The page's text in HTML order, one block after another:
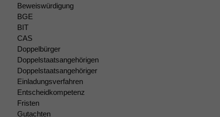
Beweiswürdigung
BGE
BIT
CAS
Doppelbürger
Doppelstaatsangehörigen
Doppelstaatsangehöriger
Einladungsverfahren
Entscheidkompetenz
Fristen
Gutachten